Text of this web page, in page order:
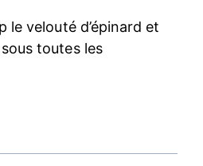
le velouté d’épinard et
toutes les